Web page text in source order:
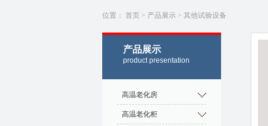
位置： 首页 > 产品展示 > 其他试验设备
产品展示
product presentation
高温老化房
高温老化柜